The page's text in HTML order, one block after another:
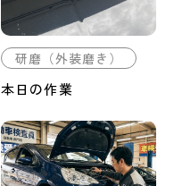
研磨（外装磨き）
本日の作業